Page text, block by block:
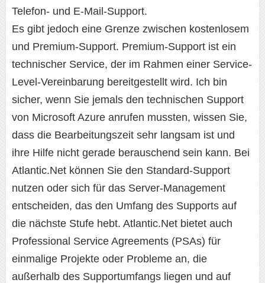
Telefon- und E-Mail-Support.
Es gibt jedoch eine Grenze zwischen kostenlosem
und Premium-Support. Premium-Support ist ein
technischer Service, der im Rahmen einer Service-
Level-Vereinbarung bereitgestellt wird. Ich bin
sicher, wenn Sie jemals den technischen Support
von Microsoft Azure anrufen mussten, wissen Sie,
dass die Bearbeitungszeit sehr langsam ist und
ihre Hilfe nicht gerade berauschend sein kann. Bei
Atlantic.Net können Sie den Standard-Support
nutzen oder sich für das Server-Management
entscheiden, das den Umfang des Supports auf
die nächste Stufe hebt. Atlantic.Net bietet auch
Professional Service Agreements (PSAs) für
einmalige Projekte oder Probleme an, die
außerhalb des Supportumfangs liegen und auf